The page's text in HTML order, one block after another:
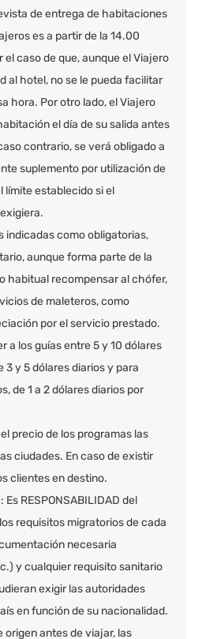
de entrega de habitaciones
es a partir de la 14.00
el caso de que, aunque el Viajero
al hotel, no se le pueda facilitar
hora. Por otro lado, el Viajero
el día de su salida antes
contrario, se verá obligado a
suplemento por utilización de
límite establecido si el
indicadas como obligatorias,
aunque forma parte de la
habitual recompensar al chófer,
de maleteros, como
por el servicio prestado.
a los guías entre 5 y 10 dólares
3 y 5 dólares diarios y para
de 1 a 2 dólares diarios por
precio de los programas las
ciudades. En caso de existir
clientes en destino.
Es RESPONSABILIDAD del
requisitos migratorios de cada
necesaria
y cualquier requisito sanitario
exigir las autoridades
en función de su nacionalidad.
origen antes de viajar, las